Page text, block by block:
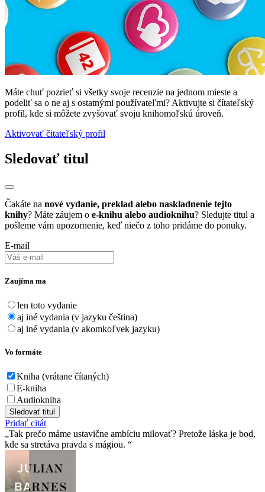
Máte chuť pozrieť si všetky svoje recenzie na jednom mieste a
podeliť sa o ne aj s ostatnými používateľmi? Aktivujte si čítateľský
profil, kde si môžete zvyšovať svoju knihomoľskú úroveň.
Aktivovať čitateľský profil
Sledovať titul
Čakáte na nové vydanie, preklad alebo naskladnenie tejto
knihy? Máte záujem o e-knihu alebo audioknihu? Sledujte titul a
pošleme vám upozornenie, keď niečo z toho pridáme do ponuky.
E-mail
Zaujíma ma
len toto vydanie
aj iné vydania (v jazyku čeština)
aj iné vydania (v akomkoľvek jazyku)
Vo formáte
Kniha (vrátane čítaných)
E-kniha
Audiokniha
Sledovať titul
Pridať citát
Tak prečo máme ustavične ambíciu milovať? Pretože láska je bod,
kde sa stretáva pravda s mágiou.